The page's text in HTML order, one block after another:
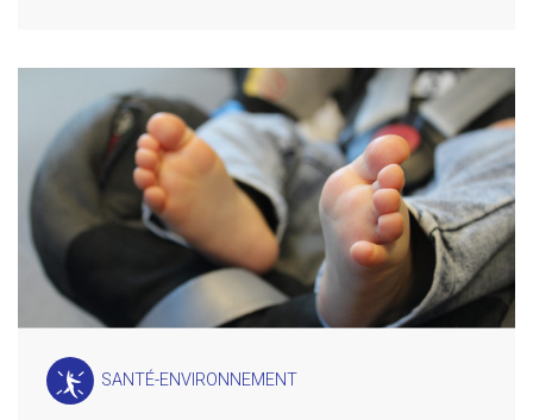
SANTÉ-ENVIRONNEMENT